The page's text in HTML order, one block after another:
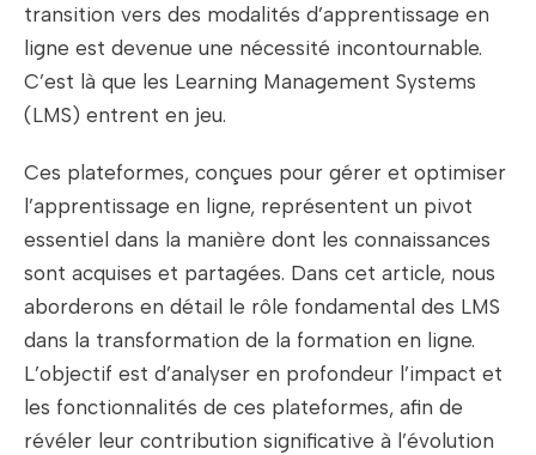
transition vers des modalités d’apprentissage en
ligne est devenue une nécessité incontournable.
C’est là que les Learning Management Systems
(LMS) entrent en jeu.
Ces plateformes, conçues pour gérer et optimiser
l’apprentissage en ligne, représentent un pivot
essentiel dans la manière dont les connaissances
sont acquises et partagées. Dans cet article, nous
aborderons en détail le rôle fondamental des LMS
dans la transformation de la formation en ligne.
L’objectif est d’analyser en profondeur l’impact et
les fonctionnalités de ces plateformes, afin de
révéler leur contribution significative à l’évolution